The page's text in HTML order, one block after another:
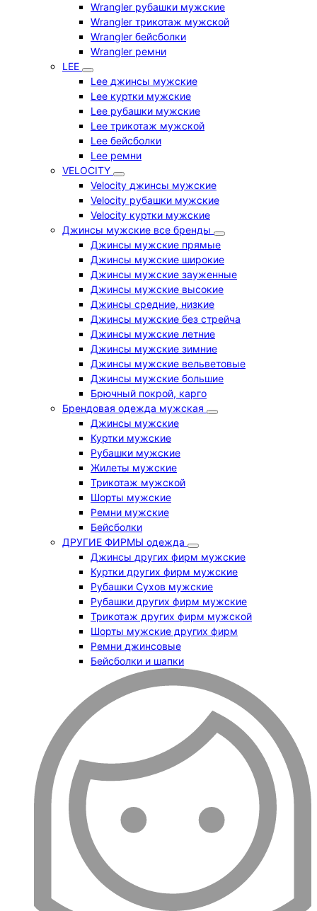
Wrangler рубашки мужские
Wrangler трикотаж мужской
Wrangler бейсболки
Wrangler ремни
LEE
Lee джинсы мужские
Lee куртки мужские
Lee рубашки мужские
Lee трикотаж мужской
Lee бейсболки
Lee ремни
VELOCITY
Velocity джинсы мужские
Velocity рубашки мужские
Velocity куртки мужские
Джинсы мужские все бренды
Джинсы мужские прямые
Джинсы мужские широкие
Джинсы мужские зауженные
Джинсы мужские высокие
Джинсы средние, низкие
Джинсы мужские без стрейча
Джинсы мужские летние
Джинсы мужские зимние
Джинсы мужские вельветовые
Джинсы мужские большие
Брючный покрой, карго
Брендовая одежда мужская
Джинсы мужские
Куртки мужские
Рубашки мужские
Жилеты мужские
Трикотаж мужской
Шорты мужские
Ремни мужские
Бейсболки
ДРУГИЕ ФИРМЫ одежда
Джинсы других фирм мужские
Куртки других фирм мужские
Рубашки Сухов мужские
Рубашки других фирм мужские
Трикотаж других фирм мужской
Шорты мужские других фирм
Ремни джинсовые
Бейсболки и шапки